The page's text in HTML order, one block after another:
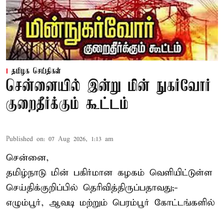
தமிழக செய்திகள்
சென்னையில் இன்று மின் நுகர்வோர்
குறைதீர்க்கும் கூட்டம்
Published on: 07 Aug 2026, 1:13 am
சென்னை,
தமிழ்நாடு மின் பகிர்மான கழகம் வெளியிட்டுள்ள
செய்திக்குறிப்பில் தெரிவித்திருப்பதாவது;-
எழும்பூர், ஆவடி மற்றும் பெரம்பூர் கோட்டங்களில்